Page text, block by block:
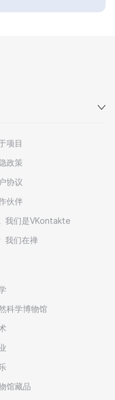
项目
政策
协议
伙伴
我们是VKontakte
我们在禅
科学博物馆
馆藏品